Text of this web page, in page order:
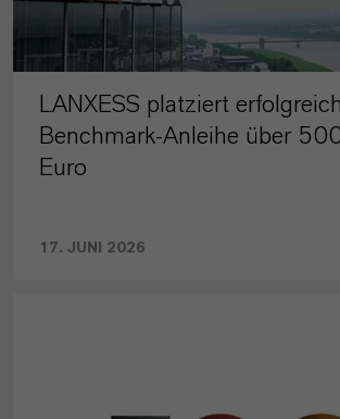
LANXESS platziert erfolgreich
Benchmark-Anleihe über
Euro
17. JUNI 2026